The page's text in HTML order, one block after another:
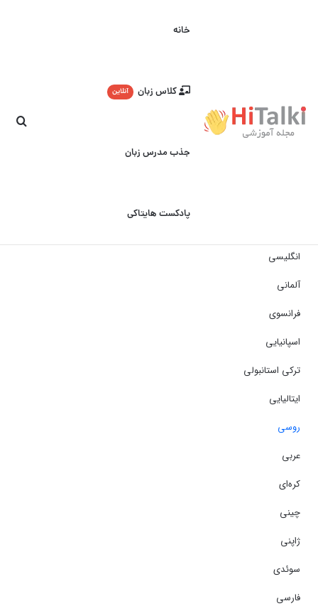
خانه
کلاس زبان آنلاین
جذب مدرس زبان
پادکست هایتاکی
انگلیسی
آلمانی
فرانسوی
اسپانیایی
ترکی استانبولی
ایتالیایی
روسی
عربی
کره‌ای
چینی
ژاپنی
سوئدی
فارسی